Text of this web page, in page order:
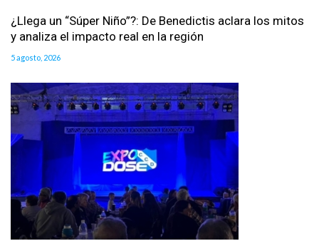
¿Llega un “Súper Niño”?: De Benedictis aclara los mitos
y analiza el impacto real en la región
5 agosto, 2026